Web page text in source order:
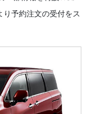
予約注文の受付をス